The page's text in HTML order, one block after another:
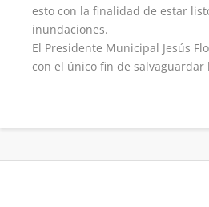
esto con la finalidad de estar
inundaciones.
El Presidente Municipal Jesús
con el único fin de